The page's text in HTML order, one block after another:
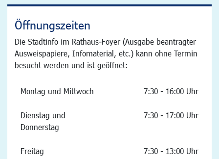
Öffnungszeiten
Die Stadtinfo im Rathaus-Foyer (Ausgabe beantragter
Ausweispapiere, Infomaterial, etc.) kann ohne Termin
besucht werden und ist geöffnet:
Montag und Mittwoch 7:30 - 16:00 Uhr
Dienstag und
Donnerstag
7:30 - 17:00 Uhr
Freitag 7:30 - 13:00 Uhr